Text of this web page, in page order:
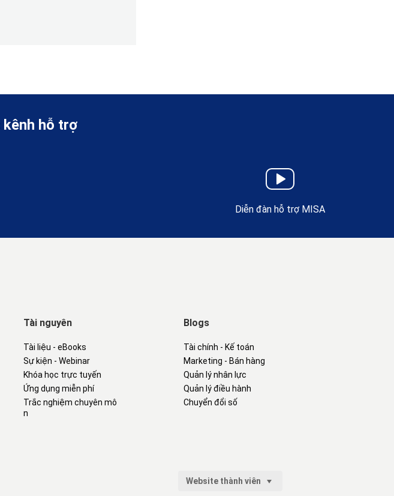
kênh hỗ trợ
Diễn đàn hỗ trợ MISA
Tài nguyên
Tài liệu - eBooks
Sự kiện - Webinar
Khóa học trực tuyến
Ứng dụng miễn phí
Trắc nghiệm chuyên mô
n
Blogs
Tài chính - Kế toán
Marketing - Bán hàng
Quản lý nhân lực
Quản lý điều hành
Chuyển đổi số
Website thành viên